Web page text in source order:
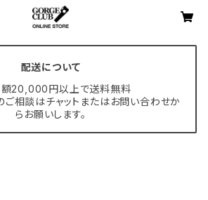
配送について
20,000円以上で送料無料
ご相談はチャットまたはお問い合わせか
らお願いします。